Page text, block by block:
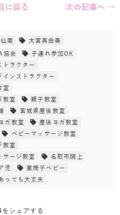
に戻る 次の記事へ →
仙南
大宮真由美
協会
子連れ参加OK
トラクター
ンストラクター
室
教室
親子教室
宮城県産後教室
ガ教室
産後ヨガ教室
ベビーマッサージ教室
教室
サージ教室
名取市閖上
児
車椅子ベビー
っても大丈夫
をシェアする